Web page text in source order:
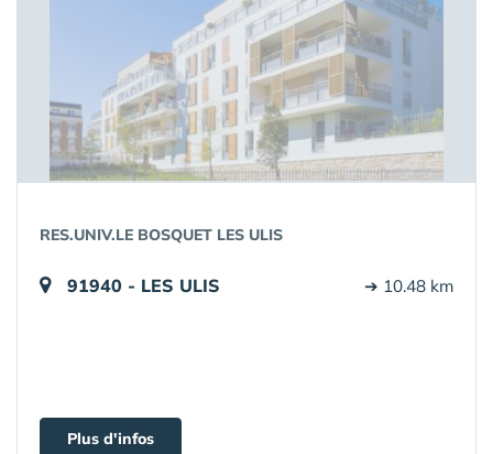
RES.UNIV.LE BOSQUET LES ULIS
91940 - LES ULIS ➔ 10.48 km
Plus d'infos